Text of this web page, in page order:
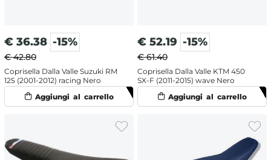
€ 36.38 -15%
€ 42.80
Coprisella Dalla Valle Suzuki RM
125 (2001-2012) racing Nero
€ 52.19 -15%
€ 61.40
Coprisella Dalla Valle KTM 450
SX-F (2011-2015) wave Nero